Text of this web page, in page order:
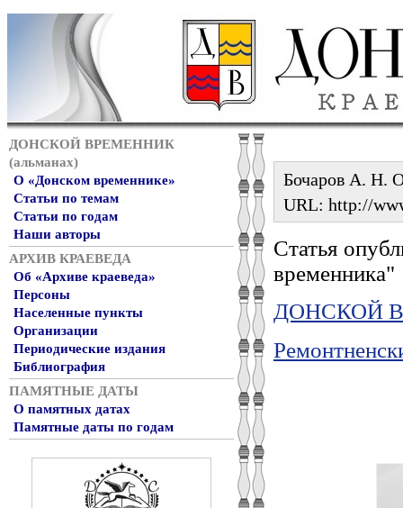
ДОНСКОЙ ВРЕМЕННИК
(альманах)
О «Донском временнике»
Статьи по темам
Статьи по годам
Наши авторы
АРХИВ КРАЕВЕДА
Об «Архиве краеведа»
Персоны
Населенные пункты
Организации
Периодические издания
Библиография
ПАМЯТНЫЕ ДАТЫ
О памятных датах
Памятные даты по годам
Бочаров А. Н.
URL: http://
Статья
временника"
ДОНСКОЙ